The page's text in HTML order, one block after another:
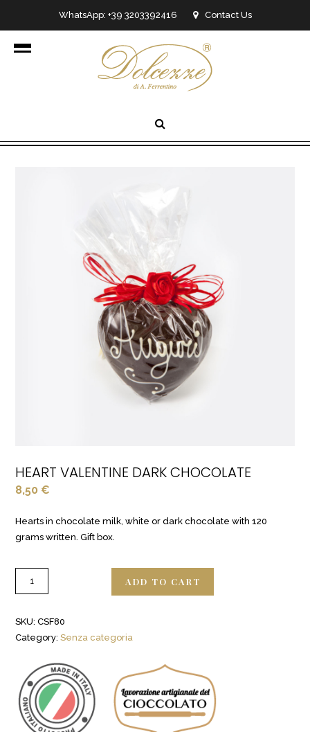
WhatsApp: +39 3203392416 Contact Us
info@dolcezzedicioccolato.it
HEART VALENTINE DARK CHOCOLATE
8,50 €
Hearts in chocolate milk, white or dark chocolate with 120
grams written. Gift box.
ADD TO CART
SKU:CSF80
Category:Senza categoria